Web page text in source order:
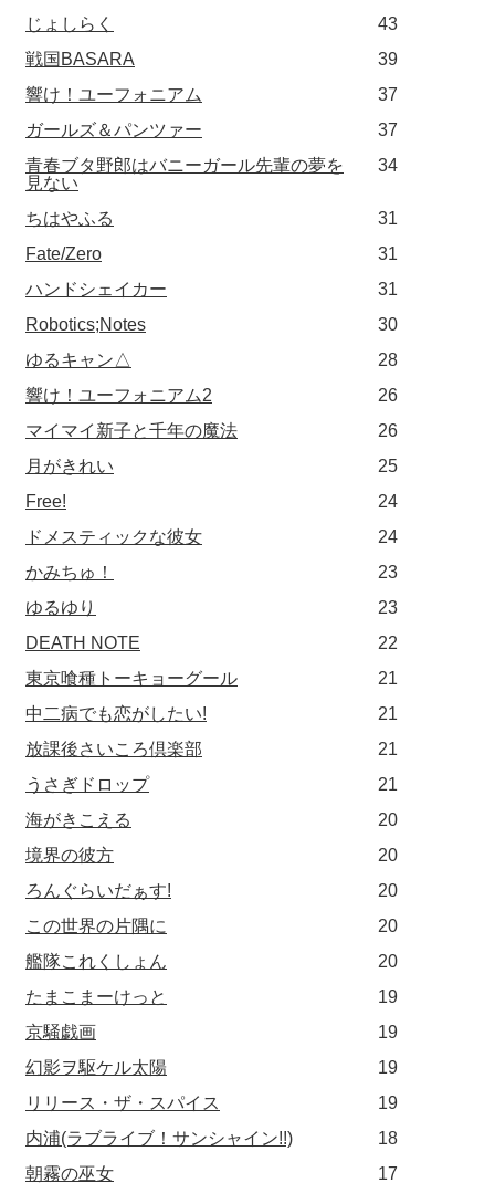
じょしらく
43
戦国BASARA
39
響け！ユーフォニアム
37
ガールズ＆パンツァー
37
青春ブタ野郎はバニーガール先輩の夢を
見ない
34
ちはやふる
31
Fate/Zero
31
ハンドシェイカー
31
Robotics;Notes
30
ゆるキャン△
28
響け！ユーフォニアム2
26
マイマイ新子と千年の魔法
26
月がきれい
25
Free!
24
ドメスティックな彼女
24
かみちゅ！
23
ゆるゆり
23
DEATH NOTE
22
東京喰種トーキョーグール
21
中二病でも恋がしたい!
21
放課後さいころ倶楽部
21
うさぎドロップ
21
海がきこえる
20
境界の彼方
20
ろんぐらいだぁす!
20
この世界の片隅に
20
艦隊これくしょん
20
たまこまーけっと
19
京騒戯画
19
幻影ヲ駆ケル太陽
19
リリース・ザ・スパイス
19
内浦(ラブライブ！サンシャイン!!)
18
朝霧の巫女
17